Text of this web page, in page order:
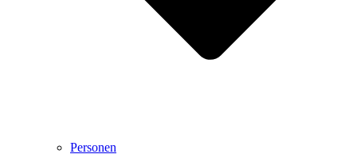
Personen